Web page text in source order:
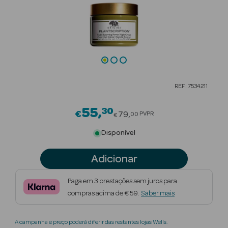
Beauty Season
Nutricosmética
Beauty Season
Perfumes
Beauty Season
REF: 7534211
€55 30Price reduced from
€ 79 00 PVPR
Disponível
Adicionar
Paga em 3 prestações sem juros para
compras acima de € 59. Saber mais
A campanha e preço poderá diferir das restantes lojas Wells.